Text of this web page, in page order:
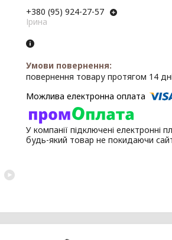
+380 (95) 924-27-57
Ірина
повернення товару протягом 14
У компанії підключені електронні
будь-який товар не покидаючи